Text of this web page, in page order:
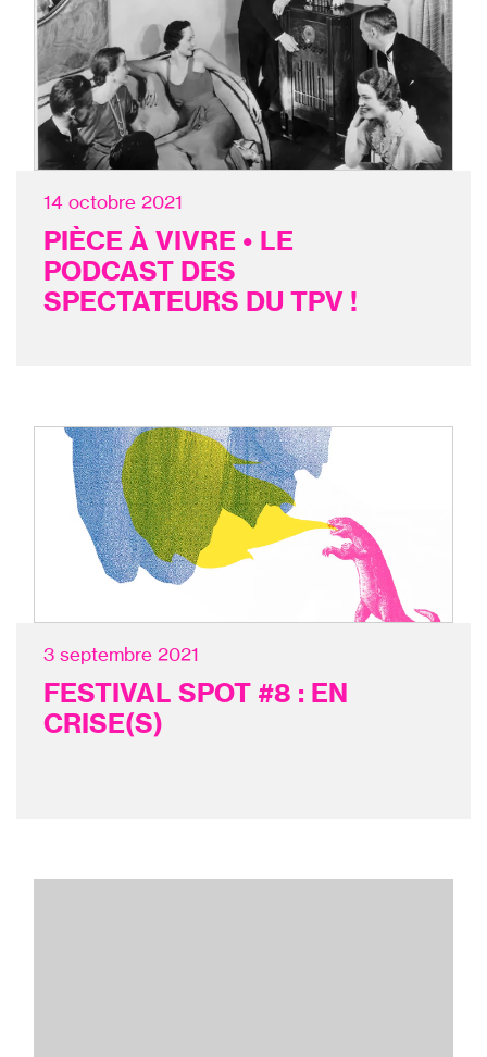
14 octobre 2021
PIÈCE À VIVRE • LE
PODCAST DES
SPECTATEURS DU TPV !
3 septembre 2021
FESTIVAL SPOT #8 : EN
CRISE(S)